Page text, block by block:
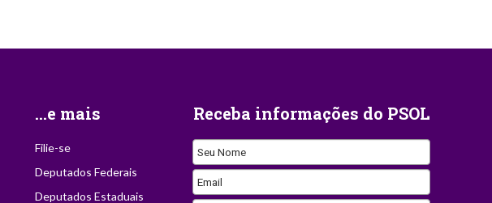
...e mais
Filie-se
Deputados Federais
Deputados Estaduais
Receba informações do PSOL
Seu Nome
Email